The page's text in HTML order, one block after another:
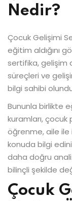
Nedir?
Çocuk Gelişimi
eğitim aldığını
sertifika, gelişim
süreçleri ve
bilgi sahibi
Bununla birlikte
kuramları,
öğrenme, aile
konuda bilgi
daha doğru
bilinçli şekilde
Çocuk